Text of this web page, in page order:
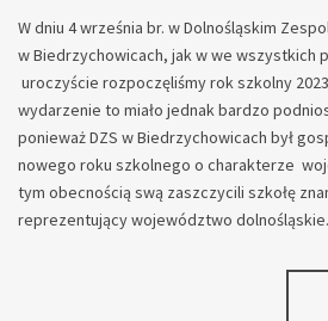
W dniu 4 września br. w Dolnośląskim
w Biedrzychowicach, jak w we wszystkich
uroczyście rozpoczęliśmy rok szkolny
wydarzenie to miało jednak bardzo
ponieważ DZS w Biedrzychowicach był
nowego roku szkolnego o charakterze
tym obecnością swą zaszczycili szkołę
reprezentujący województwo